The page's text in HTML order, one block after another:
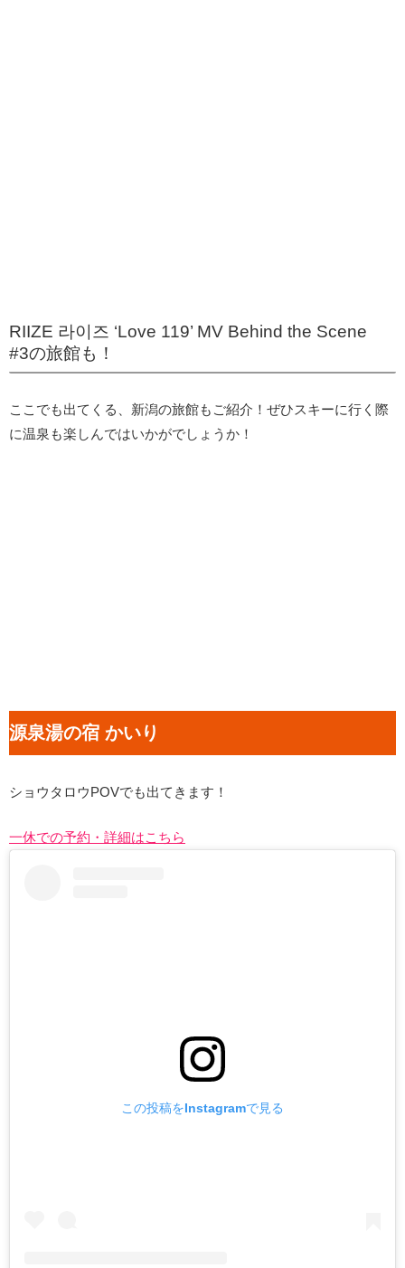
RIIZE 라이즈 ‘Love 119’ MV Behind the Scene
#3の旅館も！
ここでも出てくる、新潟の旅館もご紹介！ぜひスキーに行く際
に温泉も楽しんではいかがでしょうか！
源泉湯の宿 かいり
ショウタロウPOVでも出てきます！
一休での予約・詳細はこちら
この投稿をInstagramで見る